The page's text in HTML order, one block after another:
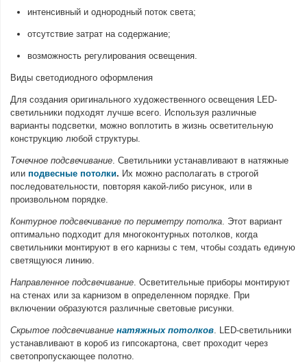
интенсивный и однородный поток света;
отсутствие затрат на содержание;
возможность регулирования освещения.
Виды светодиодного оформления
Для создания оригинального художественного освещения LED-
светильники подходят лучше всего. Используя различные
варианты подсветки, можно воплотить в жизнь осветительную
конструкцию любой структуры.
Точечное подсвечивание. Светильники устанавливают в натяжные
или подвесные потолки. Их можно располагать в строгой
последовательности, повторяя какой-либо рисунок, или в
произвольном порядке.
Контурное подсвечивание по периметру потолка. Этот вариант
оптимально подходит для многоконтурных потолков, когда
светильники монтируют в его карнизы с тем, чтобы создать единую
светящуюся линию.
Направленное подсвечивание. Осветительные приборы монтируют
на стенах или за карнизом в определенном порядке. При
включении образуются различные световые рисунки.
Скрытое подсвечивание натяжных потолков. LED-светильники
устанавливают в короб из гипсокартона, свет проходит через
светопропускающее полотно.